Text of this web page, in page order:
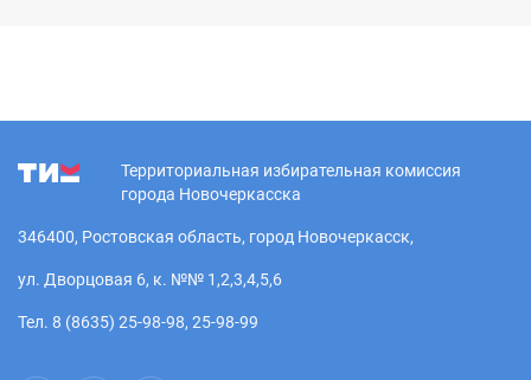
Территориальная избирательная комиссия
города Новочеркасска
346400, Ростовская область, город Новочеркасск,
ул. Дворцовая 6, к. №№ 1,2,3,4,5,6
Тел. 8 (8635) 25-98-98, 25-98-99